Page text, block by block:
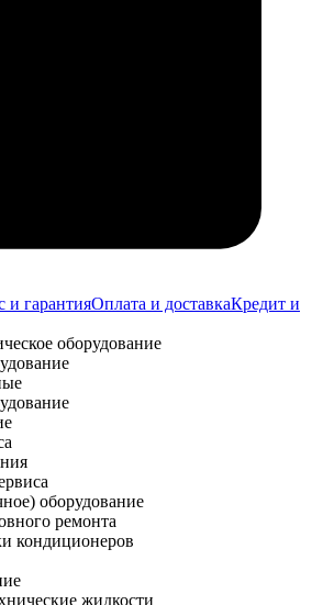
и гарантияОплата и доставкаКредит и
оборудование
оборудование
ремонта
кондиционеров
жидкости